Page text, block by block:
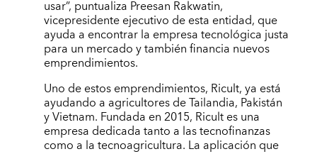
usar”, puntualiza Preesan Rakwatin,
vicepresidente ejecutivo de esta entidad, que
ayuda a encontrar la empresa tecnológica justa
para un mercado y también financia nuevos
emprendimientos.
Uno de estos emprendimientos, Ricult, ya está
ayudando a agricultores de Tailandia, Pakistán
y Vietnam. Fundada en 2015, Ricult es una
empresa dedicada tanto a las tecnofinanzas
como a la tecnoagricultura. La aplicación que